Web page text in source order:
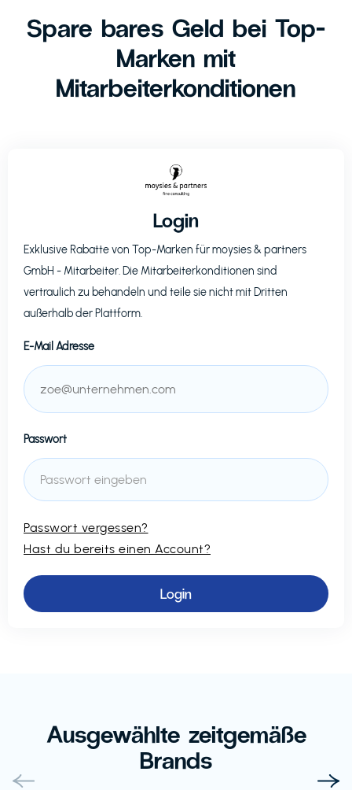
Spare bares Geld bei Top-
Marken mit
Mitarbeiterkonditionen
Login
Exklusive Rabatte von Top-Marken fürmoysies & partners
GmbH - Mitarbeiter. Die Mitarbeiterkonditionen sind
vertraulich zu behandeln und teile sie nicht mit Dritten
außerhalb der Plattform.
E-Mail Adresse
Passwort
Passwort vergessen?
Hast du bereits einen Account?
Ausgewählte zeitgemäße
Brands